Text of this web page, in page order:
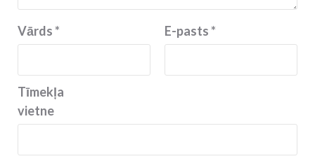
Vārds* E-pasts*
Tīmekļa
vietne